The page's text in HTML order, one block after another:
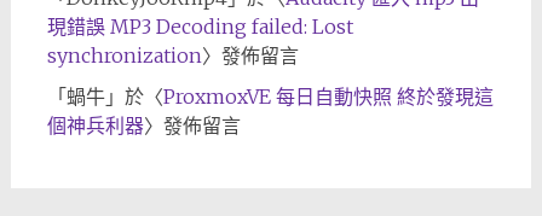
現錯誤 MP3 Decoding failed: Lost
synchronization〉發佈留言
「 蝸牛」於〈ProxmoxVE 每日自動快照 終於發現這
個神兵利器〉發佈留言